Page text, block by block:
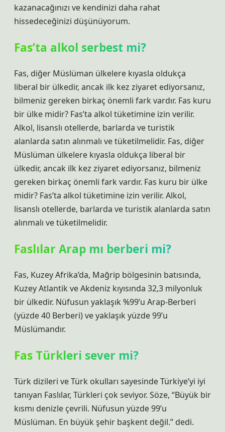
kazanacağınızı ve kendinizi daha rahat
hissedeceğinizi düşünüyorum.
Fas’ta alkol serbest mi?
Fas, diğer Müslüman ülkelere kıyasla oldukça
liberal bir ülkedir, ancak ilk kez ziyaret ediyorsanız,
bilmeniz gereken birkaç önemli fark vardır. Fas kuru
bir ülke midir? Fas’ta alkol tüketimine izin verilir.
Alkol, lisanslı otellerde, barlarda ve turistik
alanlarda satın alınmalı ve tüketilmelidir. Fas, diğer
Müslüman ülkelere kıyasla oldukça liberal bir
ülkedir, ancak ilk kez ziyaret ediyorsanız, bilmeniz
gereken birkaç önemli fark vardır. Fas kuru bir ülke
midir? Fas’ta alkol tüketimine izin verilir. Alkol,
lisanslı otellerde, barlarda ve turistik alanlarda satın
alınmalı ve tüketilmelidir.
Faslılar Arap mı berberi mi?
Fas, Kuzey Afrika’da, Mağrip bölgesinin batısında,
Kuzey Atlantik ve Akdeniz kıyısında 32,3 milyonluk
bir ülkedir. Nüfusun yaklaşık %99’u Arap-Berberi
(yüzde 40 Berberi) ve yaklaşık yüzde 99’u
Müslümandır.
Fas Türkleri sever mi?
Türk dizileri ve Türk okulları sayesinde Türkiye’yi iyi
tanıyan Faslılar, Türkleri çok seviyor. Söze, “Büyük bir
kısmı denizle çevrili. Nüfusun yüzde 99’u
Müslüman. En büyük şehir başkent değil.” dedi.